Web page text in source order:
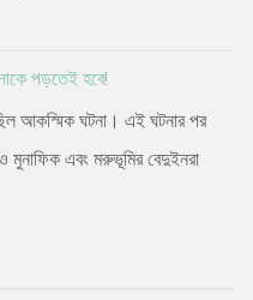
পড়তেই হবে!
আকস্মিক ঘটনা। এই ঘটনার পর
মুনাফিক এবং মরুভূমির বেদুইনরা